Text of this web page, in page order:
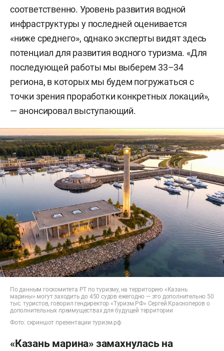
соответственно. Уровень развития водной
инфраструктуры у последней оценивается
«ниже среднего», однако эксперты видят здесь
потенциал для развития водного туризма. «Для
последующей работы мы выберем 33–34
региона, в которых мы будем погружаться с
точки зрения проработки конкретных локаций»,
— анонсировал выступающий.
По данным госкомитета РТ по туризму, на территорию «Казань
марины» могут заходить до 450 судов ежегодно — это дополнительно 50
тыс. туристов, говорил гендиректор «Туризм.РФ» Сергей Красноперов о
дополнительных преимуществах для будущей территории
Фото: скриншот презентации туризм.рф
«Казань марина» замахнулась на